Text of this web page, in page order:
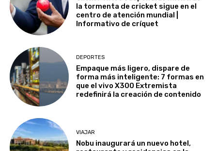
la tormenta de cricket sigue en el
centro de atención mundial |
Informativo de críquet
DEPORTES
Empaque más ligero, dispare de
forma más inteligente: 7 formas en
que el vivo X300 Extremista
redefinirá la creación de contenido
VIAJAR
Nobu inaugurará un nuevo hotel,